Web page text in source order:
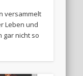
versammelt
Leben und
gar nicht so